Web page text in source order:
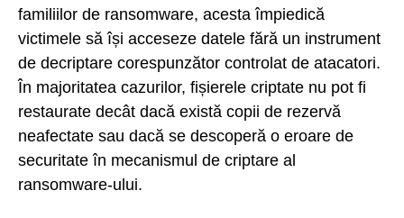
familiilor de ransomware, acesta împiedică
victimele să își acceseze datele fără un instrument
de decriptare corespunzător controlat de atacatori.
În majoritatea cazurilor, fișierele criptate nu pot fi
restaurate decât dacă există copii de rezervă
neafectate sau dacă se descoperă o eroare de
securitate în mecanismul de criptare al
ransomware-ului.